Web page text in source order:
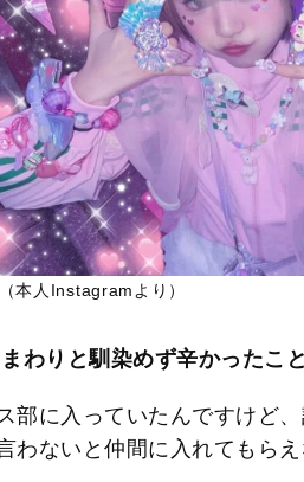
（本人Instagramより）
わりと馴染めず辛かったこ
部に入っていたんですけど
わないと仲間に入れてもら